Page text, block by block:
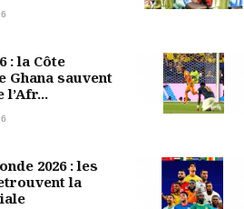
: la Côte
Ghana sauvent
l’Afr...
2026 : les
la